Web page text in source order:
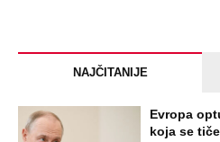
NAJČITANIJE
Evropa
koja se